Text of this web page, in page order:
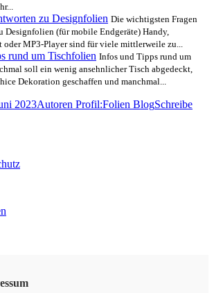
zu Designfolien Die wichtigsten Fragen
Designfolien (für mobile Endgeräte) Handy,
oder MP3-Player sind für viele mittlerweile zu...
rund um Tischfolien Infos und Tipps rund um
soll ein wenig ansehnlicher Tisch abgedeckt,
Dekoration geschaffen und manchmal...
2023Autor
Autoren Profil:Kategorien
Folien BlogSchreibe